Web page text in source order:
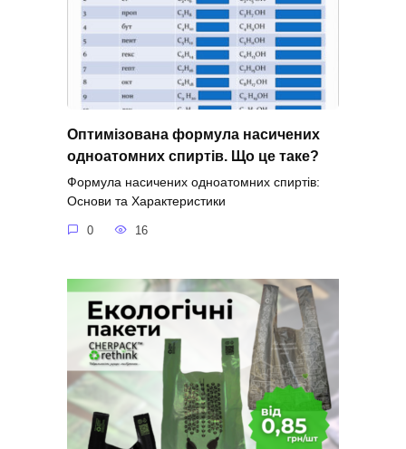
Оптимізована формула насичених
одноатомних спиртів. Що це таке?
Формула насичених одноатомних спиртів:
Основи та Характеристики
0 16